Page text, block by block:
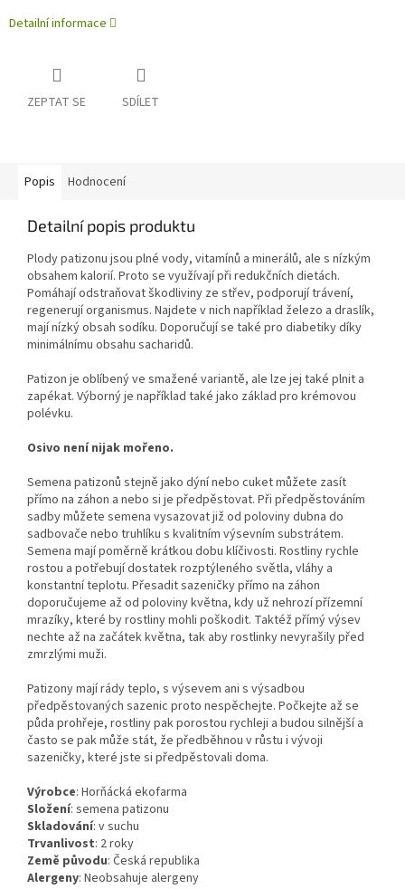
Detailní informace
ZEPTAT SE SDÍLET
Popis Hodnocení
Detailní popis produktu
Plody patizonu jsou plné vody, vitamínů a minerálů, ale s nízkým
obsahem kalorií. Proto se využívají při redukčních dietách.
Pomáhají odstraňovat škodliviny ze střev, podporují trávení,
regenerují organismus. Najdete v nich například železo a draslík,
mají nízký obsah sodíku. Doporučují se také pro diabetiky díky
minimálnímu obsahu sacharidů.
Patizon je oblíbený ve smažené variantě, ale lze jej také plnit a
zapékat. Výborný je například také jako základ pro krémovou
polévku.
Osivo není nijak mořeno.
Semena patizonů stejně jako dýní nebo cuket můžete zasít
přímo na záhon a nebo si je předpěstovat. Při předpěstováním
sadby můžete semena vysazovat již od poloviny dubna do
sadbovače nebo truhlíku s kvalitním výsevním substrátem.
Semena mají poměrně krátkou dobu klíčivosti. Rostliny rychle
rostou a potřebují dostatek rozptýleného světla, vláhy a
konstantní teplotu. Přesadit sazeničky přímo na záhon
doporučujeme až od poloviny května, kdy už nehrozí přízemní
mrazíky, které by rostliny mohli poškodit. Taktéž přímý výsev
nechte až na začátek května, tak aby rostlinky nevyrašily před
zmrzlými muži.
Patizony mají rády teplo, s výsevem ani s výsadbou
předpěstovaných sazenic proto nespěchejte. Počkejte až se
půda prohřeje, rostliny pak porostou rychleji a budou silnější a
často se pak může stát, že předběhnou v růstu i vývoji
sazeničky, které jste si předpěstovali doma.
Výrobce: Horňácká ekofarma
Složení: semena patizonu
Skladování: v suchu
Trvanlivost: 2 roky
Země původu: Česká republika
Alergeny: Neobsahuje alergeny